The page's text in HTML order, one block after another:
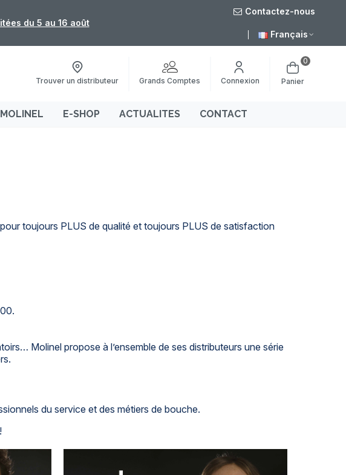
du 5 au 16 août
Contactez-nous
Français
Trouver un distributeur Grands Comptes Connexion Panier
0
E-SHOP ACTUALITES CONTACT
toujours PLUS de qualité et toujours PLUS de satisfaction
Molinel propose à l’ensemble de ses distributeurs une série
du service et des métiers de bouche.